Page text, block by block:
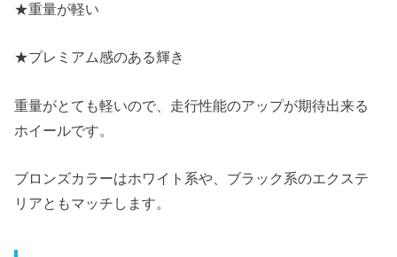
★重量が軽い
★プレミアム感のある輝き
重量がとても軽いので、走行性能のアップが期待出来る
ホイールです。
ブロンズカラーはホワイト系や、ブラック系のエクステ
リアともマッチします。